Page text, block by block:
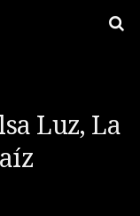
Luz, La